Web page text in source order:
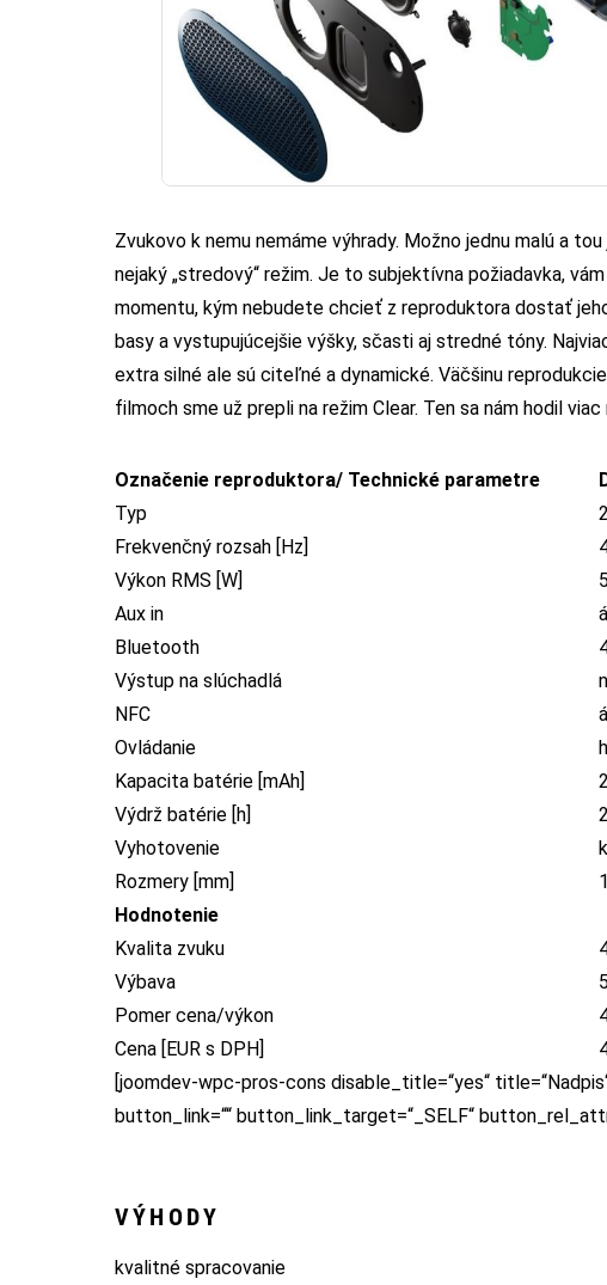
Zvukovo k nemu nemáme výhrady. Možno jednu malú a
nejaký „stredový“ režim. Je to subjektívna požiadavka,
momentu, kým nebudete chcieť z reproduktora dostať
basy a vystupujúcejšie výšky, sčasti aj stredné tóny.
extra silné ale sú citeľné a dynamické. Väčšinu
filmoch sme už prepli na režim Clear. Ten sa nám hodil
Označenie reproduktora/ Technické parametre
Typ
Frekvenčný rozsah [Hz]
Výkon RMS [W]
Aux in
Bluetooth
Výstup na slúchadlá
NFC
Ovládanie
Kapacita batérie [mAh]
Výdrž batérie [h]
Vyhotovenie
Rozmery [mm]
Hodnotenie
Kvalita zvuku
Výbava
Pomer cena/výkon
Cena [EUR s DPH]
[joomdev-wpc-pros-cons disable_title=“yes“
button_link=““ button_link_target=“_SELF“
VÝHODY
kvalitné spracovanie